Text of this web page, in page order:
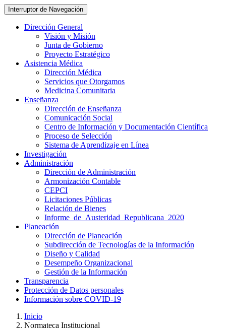
Interruptor de Navegación
Dirección General
Visión y Misión
Junta de Gobierno
Proyecto Estratégico
Asistencia Médica
Dirección Médica
Servicios que Otorgamos
Medicina Comunitaria
Enseñanza
Dirección de Enseñanza
Comunicación Social
Centro de Información y Documentación Científica
Proceso de Selección
Sistema de Aprendizaje en Línea
Investigación
Administración
Dirección de Administración
Armonización Contable
CEPCI
Licitaciones Públicas
Relación de Bienes
Informe_de_Austeridad_Republicana_2020
Planeación
Dirección de Planeación
Subdirección de Tecnologías de la Información
Diseño y Calidad
Desempeño Organizacional
Gestión de la Información
Transparencia
Protección de Datos personales
Información sobre COVID-19
Inicio
Normateca Institucional